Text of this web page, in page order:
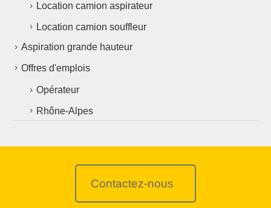
Location camion aspirateur
Location camion souffleur
Aspiration grande hauteur
Offres d'emplois
Opérateur
Rhône-Alpes
Contactez-nous